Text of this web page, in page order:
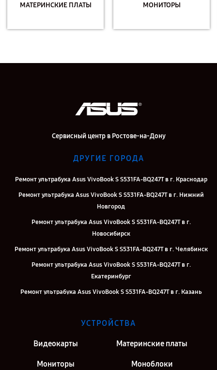
МАТЕРИНСКИЕ ПЛАТЫ МОНИТОРЫ
Сервисный центр в Ростове-на-Дону
ДРУГИЕ ГОРОДА
Ремонт ультрабука Asus VivoBook S S531FA-BQ247T в г. Краснодар
Ремонт ультрабука Asus VivoBook S S531FA-BQ247T в г. Нижний
Новгород
Ремонт ультрабука Asus VivoBook S S531FA-BQ247T в г.
Новосибирск
Ремонт ультрабука Asus VivoBook S S531FA-BQ247T в г. Челябинск
Ремонт ультрабука Asus VivoBook S S531FA-BQ247T в г.
Екатеринбург
Ремонт ультрабука Asus VivoBook S S531FA-BQ247T в г. Казань
Ремонт ультрабука Asus VivoBook S S531FA-BQ247T в г. Санкт-
УСТРОЙСТВА
Видеокарты Материнские платы
Мониторы Моноблоки